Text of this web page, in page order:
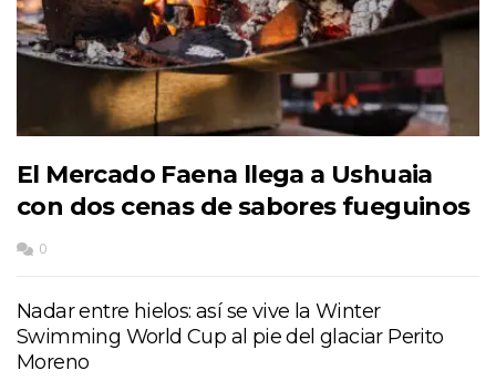
El Mercado Faena llega a Ushuaia
con dos cenas de sabores fueguinos
0
Nadar entre hielos: así se vive la Winter
Swimming World Cup al pie del glaciar Perito
Moreno